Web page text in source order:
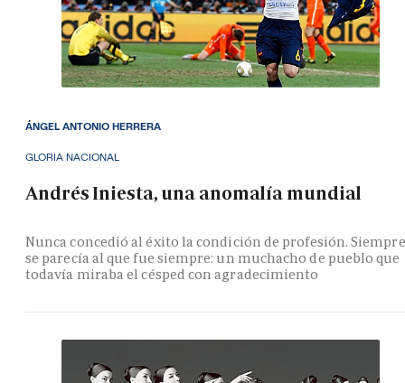
GLORIA NACIONAL
Andrés Iniesta, una anomalía mundial
Nunca concedió al éxito la condición de profesión. Siempre
se parecía al que fue siempre: un muchacho de pueblo que
todavía miraba el césped con agradecimiento
ÁNGEL ANTONIO HERRERA